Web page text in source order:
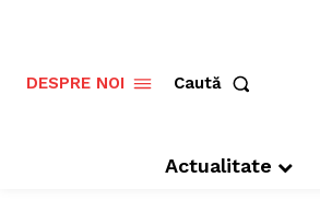
DESPRE NOI Caută
Actualitate